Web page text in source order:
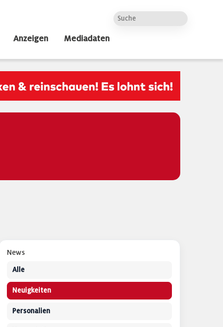
Anzeigen Mediadaten
News
Alle
Neuigkeiten
Personalien